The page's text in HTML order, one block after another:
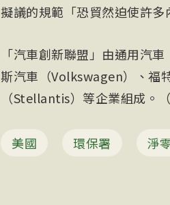
擬議的規範「恐貿然迫使許多
「汽車創新聯盟」由通用汽
斯汽車（Volkswagen）、福
（Stellantis）等企業組成。
美國 環保署 淨